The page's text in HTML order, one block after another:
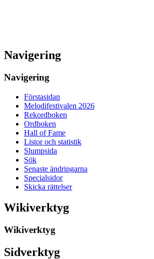
Navigering
Navigering
Förstasidan
Melodifestivalen 2026
Rekordboken
Ordboken
Hall of Fame
Listor och statistik
Slumpsida
Sök
Senaste ändringarna
Specialsidor
Skicka rättelser
Wikiverktyg
Wikiverktyg
Sidverktyg